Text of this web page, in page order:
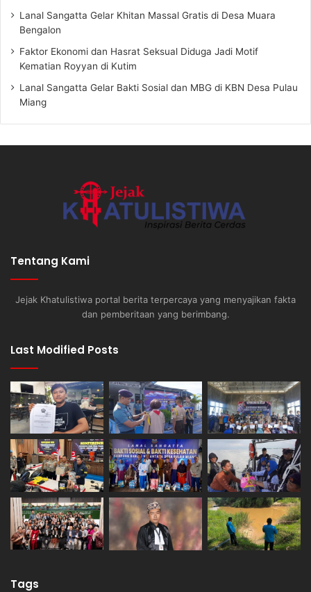
Lanal Sangatta Gelar Khitan Massal Gratis di Desa Muara
Bengalon
Faktor Ekonomi dan Hasrat Seksual Diduga Jadi Motif
Kematian Royyan di Kutim
Lanal Sangatta Gelar Bakti Sosial dan MBG di KBN Desa Pulau
Miang
Tentang Kami
Jejak Khatulistiwa portal berita terpercaya yang menyajikan fakta
dan pemberitaan yang berimbang.
Last Modified Posts
Tags